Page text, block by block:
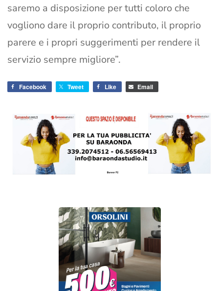
saremo a disposizione per tutti coloro che
vogliono dare il proprio contributo, il proprio
parere e i propri suggerimenti per rendere il
servizio sempre migliore”.
Facebook Tweet Like Email